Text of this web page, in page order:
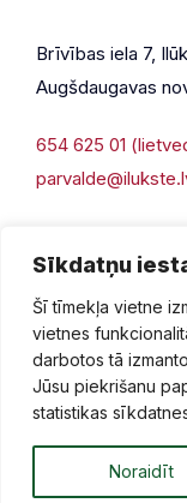
Sīkdatņu
Šī tīmekļa vietne
vietnes
darbotos tā
Jūsu piekrišanu
statistikas
Noraidīt
Brīvības iela 7,
Augšdaugavas
654 625 01
Privātuma
© 2026 Ilūkste,